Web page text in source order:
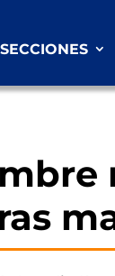
SECCIONES